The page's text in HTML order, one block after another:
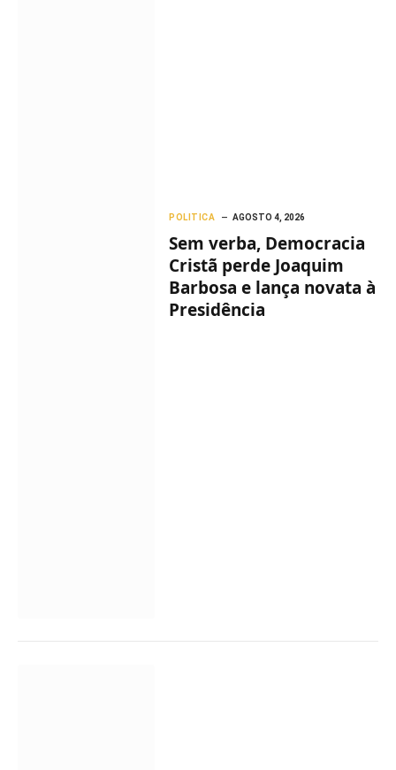
POLITICA AGOSTO 4, 2026
Sem verba, Democracia
Cristã perde Joaquim
Barbosa e lança novata à
Presidência